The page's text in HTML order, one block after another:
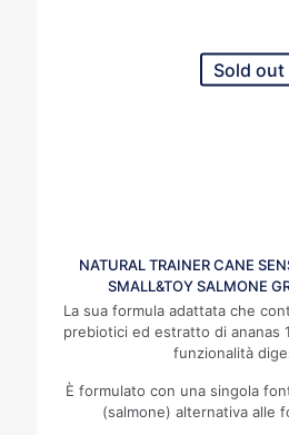
Sold out
NATURAL TRAINER CANE
SMALL&TOY SALMONE
La sua formula adattata che
prebiotici ed estratto di ananas
funzionalità
È formulato con una singola
(salmone) alternativa alle